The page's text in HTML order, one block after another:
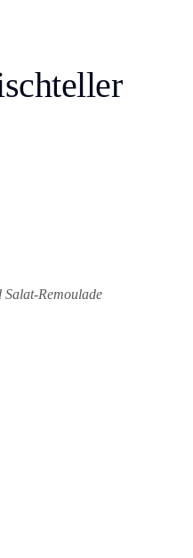
Remoulade